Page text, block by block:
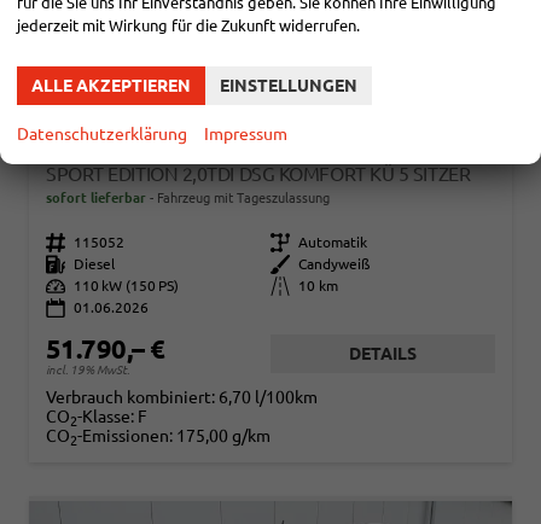
VOLKSWAGEN T7 MULTIVAN
SPORT EDITION 2,0TDI DSG KOMFORT KÜ 5 SITZER
sofort lieferbar Fahrzeug mit Tageszulassung
Fahrzeugnr. 115052 Getriebe Automatik
Kraftstoff
Diesel Außenfarbe
Candyweiß
Leistung
110 kW (150 PS) Kilometerstand
10 km
01.06.2026
51.790,– €
incl. 19% MwSt.
DETAILS
Verbrauch kombiniert: 6,70 l/100km
CO2-Klasse: F
CO2-Emissionen: 175,00 g/km
jederzeit mit Wirkung für die Zukunft widerrufen.
ALLE AKZEPTIEREN EINSTELLUNGEN
Datenschutzerklärung Impressum